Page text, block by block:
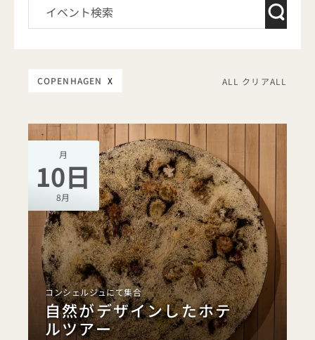
COPENHAGEN X ALL クリアALL
月
10日
8月
コンシェルジュにて集合
自然がデザインしたホテ
ルツアー